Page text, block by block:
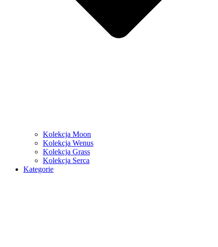
Kolekcja Moon
Kolekcja Wenus
Kolekcja Grass
Kolekcja Serca
Kategorie